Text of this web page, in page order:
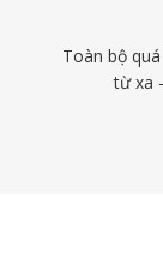
Toàn bộ
từ xa